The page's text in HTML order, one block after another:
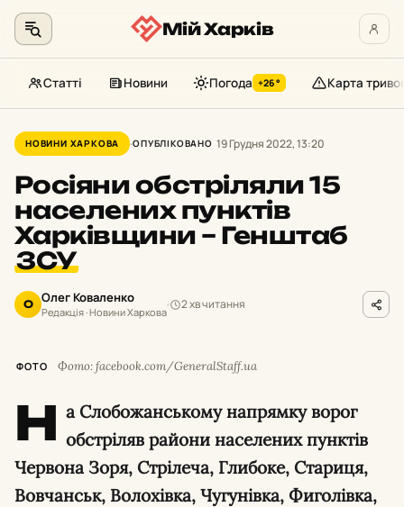
до
контенту
Мій Харків
Статті Новини Погода +26° Карта
НОВИНИ ХАРКОВА ОПУБЛІКОВАНО 19 Грудня 2022, 13:20
Росіяни обстріляли 15
населених пунктів
Харківщини – Генштаб
ЗСУ
О Олег Коваленко
Редакція · Новини Харкова
2 хв читання
ФОТО Фото: facebook.com/GeneralStaff.ua
Н а Слобожанському напрямку ворог
обстріляв райони населених пунктів
Червона Зоря, Стрілеча, Глибоке, Стариця,
Вовчанськ, Волохівка, Чугунівка, Фиголівка,